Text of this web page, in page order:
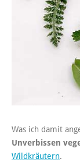
Was ich damit
Unverbissen
Wildkräutern.